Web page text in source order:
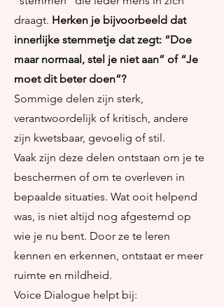
draagt. Herken je bijvoorbeeld dat
innerlijke stemmetje dat zegt: “Doe
maar normaal, stel je niet aan” of “Je
moet dit beter doen”?
Sommige delen zijn sterk,
verantwoordelijk of kritisch, andere
zijn kwetsbaar, gevoelig of stil.
Vaak zijn deze delen ontstaan om je te
beschermen of om te overleven in
bepaalde situaties. Wat ooit helpend
was, is niet altijd nog afgestemd op
wie je nu bent. Door ze te leren
kennen en erkennen, ontstaat er meer
ruimte en mildheid.
Voice Dialogue helpt bij: